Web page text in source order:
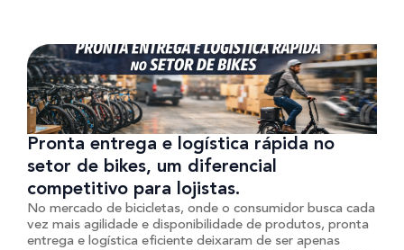
Pronta entrega e logística rápida no
setor de bikes, um diferencial
competitivo para lojistas.
No mercado de bicicletas, onde o consumidor busca cada
vez mais agilidade e disponibilidade de produtos, pronta
entrega e logística eficiente deixaram de ser apenas